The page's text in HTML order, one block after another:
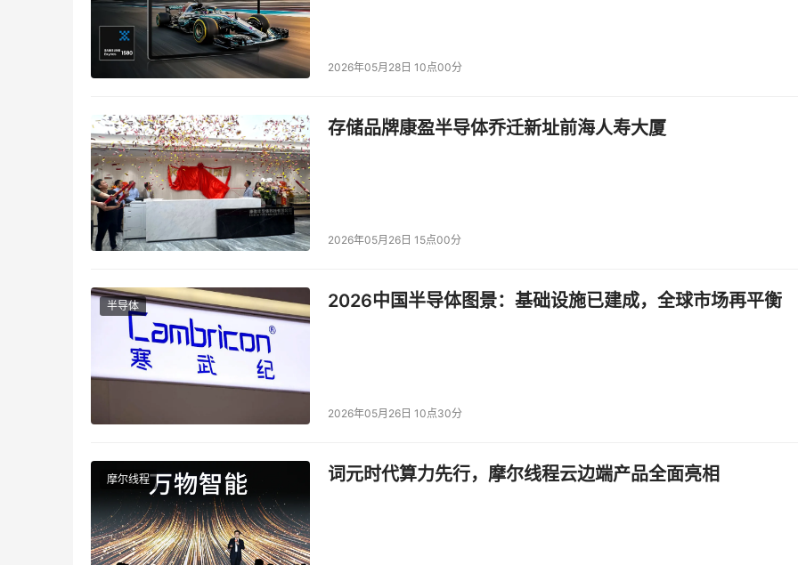
2026年05月28日 10点00分
存储品牌康盈半导体乔迁新址前海人寿大厦
2026年05月26日 15点00分
半导体 2026中国半导体图景：基础设施已建成，全球市场再平衡
2026年05月26日 10点30分
摩尔线程 词元时代算力先行，摩尔线程云边端产品全面亮相